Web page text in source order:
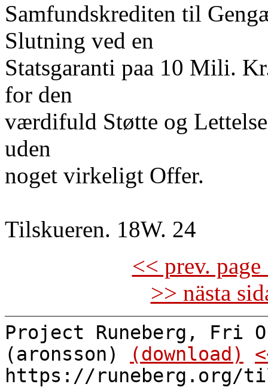
Samfundskrediten til
Slutning ved en
Statsgaranti paa 10 Mili.
for den
værdifuld Støtte og
uden
noget virkeligt Offer.
Tilskueren. 18W. 24
<< prev.
>> nästa
Project Runeberg, Fri
(aronsson)
(download)
https://runeberg.org/